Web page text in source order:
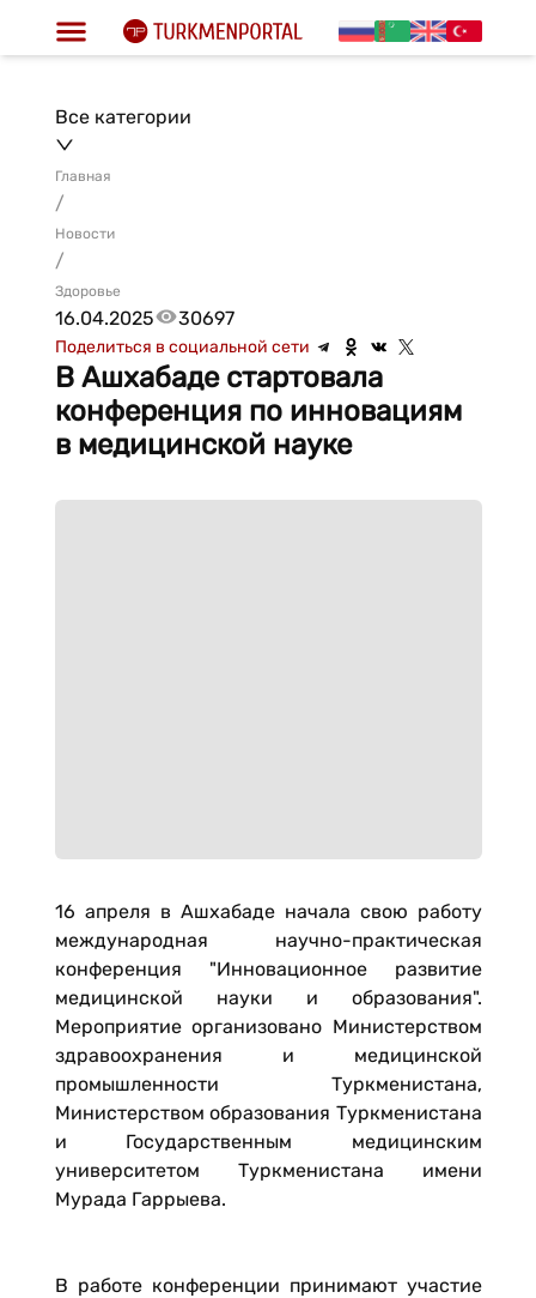
Все категории
Главная
/
Новости
/
Здоровье
16.04.2025 30697
Поделиться в социальной сети
В Ашхабаде стартовала
конференция по инновациям
в медицинской науке
16 апреля в Ашхабаде начала свою работу
международная научно-практическая
конференция "Инновационное развитие
медицинской науки и образования".
Мероприятие организовано Министерством
здравоохранения и медицинской
промышленности Туркменистана,
Министерством образования Туркменистана
и Государственным медицинским
университетом Туркменистана имени
Мурада Гаррыева.
В работе конференции принимают участие